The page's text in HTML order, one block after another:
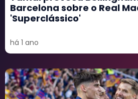
Barcelona sobre o Real
'Superclássico'
há 1 ano